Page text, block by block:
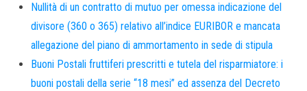
Nullità di un contratto di mutuo per omessa indicazione del
divisore (360 o 365) relativo all’indice EURIBOR e mancata
allegazione del piano di ammortamento in sede di stipula
Buoni Postali fruttiferi prescritti e tutela del risparmiatore: i
buoni postali della serie “18 mesi” ed assenza del Decreto